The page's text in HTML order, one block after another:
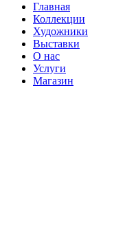
Главная
Коллекции
Художники
Выставки
О нас
Услуги
Магазин